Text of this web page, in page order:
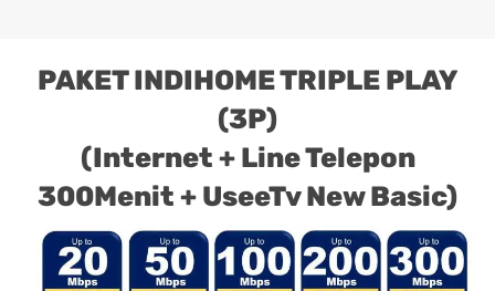
PAKET INDIHOME TRIPLE PLAY
(3P)
(Internet + Line Telepon
300Menit + UseeTv New Basic)